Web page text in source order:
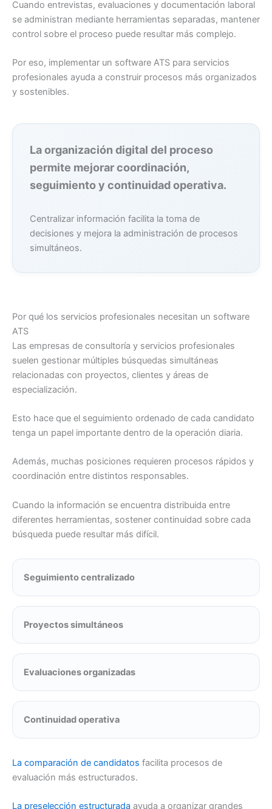
Cuando entrevistas, evaluaciones y documentación laboral
se administran mediante herramientas separadas, mantener
control sobre el proceso puede resultar más complejo.
Por eso, implementar un software ATS para servicios
profesionales ayuda a construir procesos más organizados
y sostenibles.
La organización digital del proceso
permite mejorar coordinación,
seguimiento y continuidad operativa.
Centralizar información facilita la toma de
decisiones y mejora la administración de procesos
simultáneos.
Por qué los servicios profesionales necesitan un software
ATS
Las empresas de consultoría y servicios profesionales
suelen gestionar múltiples búsquedas simultáneas
relacionadas con proyectos, clientes y áreas de
especialización.
Esto hace que el seguimiento ordenado de cada candidato
tenga un papel importante dentro de la operación diaria.
Además, muchas posiciones requieren procesos rápidos y
coordinación entre distintos responsables.
Cuando la información se encuentra distribuida entre
diferentes herramientas, sostener continuidad sobre cada
búsqueda puede resultar más difícil.
Seguimiento centralizado
Proyectos simultáneos
Evaluaciones organizadas
Continuidad operativa
La comparación de candidatos facilita procesos de
evaluación más estructurados.
La preselección estructurada ayuda a organizar grandes